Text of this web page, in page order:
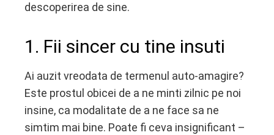
descoperirea de sine.
1. Fii sincer cu tine insuti
Ai auzit vreodata de termenul auto-amagire?
Este prostul obicei de a ne minti zilnic pe noi
insine, ca modalitate de a ne face sa ne
simtim mai bine. Poate fi ceva insignificant –